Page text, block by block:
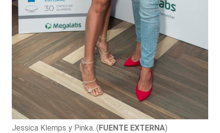
Jessica Klemps y Pinka. (FUENTE EXTERNA)